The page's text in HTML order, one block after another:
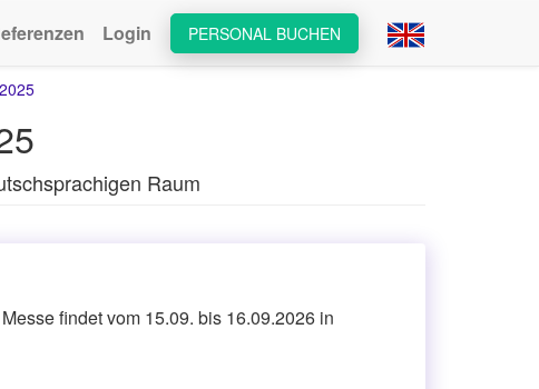
PERSONAL BUCHEN
Login
Raum
findet vom 15.09. bis 16.09.2026 in